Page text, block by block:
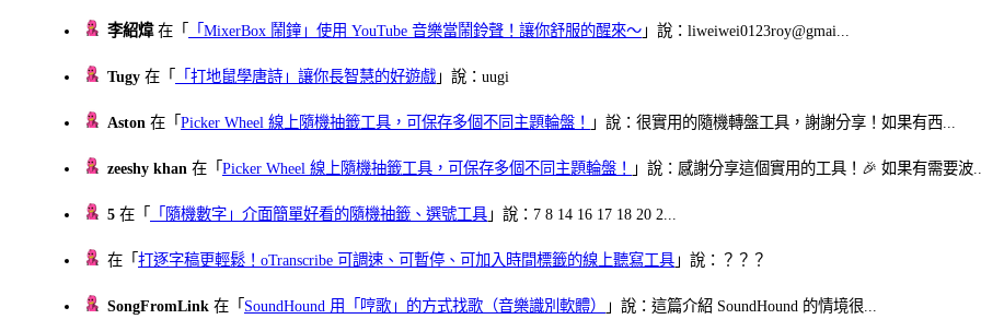
李紹煒在「 「MixerBox 鬧鐘」使用 YouTube 音樂當鬧鈴聲！讓你舒服的醒來～ 」說：liweiwei0123roy@gmai...
Tugy 在「 「打地鼠學唐詩」讓你長智慧的好遊戲 」說：uugi
Aston 在「Picker Wheel 線上隨機抽籤工具，可保存多個不同主題輪盤！ 」說：很實用的隨機轉盤工具，謝謝分享！如果有西...
zeeshy khan 在「Picker Wheel 線上隨機抽籤工具，可保存多個不同主題輪盤！ 」說：感謝分享這個實用的工具！🎉 如果有需要波
5 在「 「隨機數字」介面簡單好看的隨機抽籤、選號工具 」說：7 8 14 16 17 18 20 2...
在「打逐字稿更輕鬆！oTranscribe 可調速、可暫停、可加入時間標籤的線上聽寫工具 」說：？？？
SongFromLink 在「 SoundHound 用「哼歌」的方式找歌（音樂識別軟體） 」說：這篇介紹 SoundHound 的情境很...